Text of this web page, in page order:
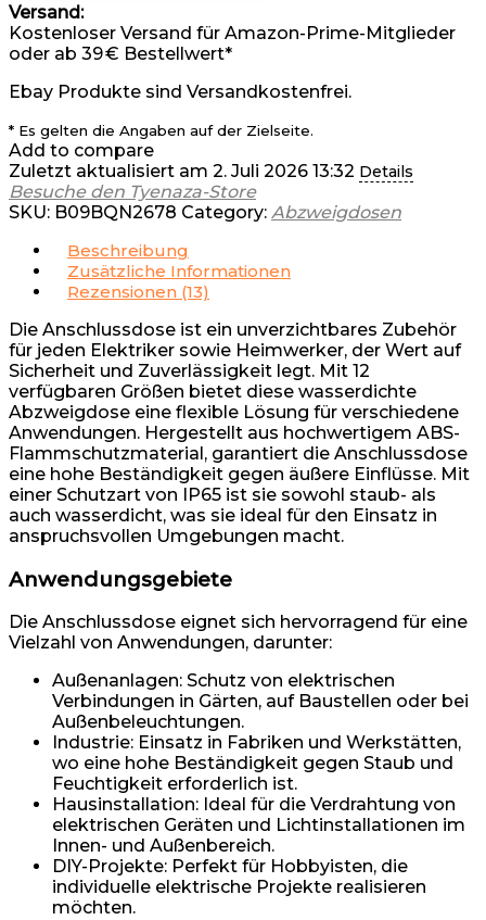
Versand:
Kostenloser Versand für Amazon-Prime-Mitglieder
oder ab 39 € Bestellwert*
Ebay Produkte sind Versandkostenfrei.
* Es gelten die Angaben auf der Zielseite.
Add to compare
Zuletzt aktualisiert am 2. Juli 2026 13:32 Details
Besuche den Tyenaza-Store
SKU: B09BQN2678 Category: Abzweigdosen
Beschreibung
Zusätzliche Informationen
Rezensionen (13)
Die Anschlussdose ist ein unverzichtbares Zubehör
für jeden Elektriker sowie Heimwerker, der Wert auf
Sicherheit und Zuverlässigkeit legt. Mit 12
verfügbaren Größen bietet diese wasserdichte
Abzweigdose eine flexible Lösung für verschiedene
Anwendungen. Hergestellt aus hochwertigem ABS-
Flammschutzmaterial, garantiert die Anschlussdose
eine hohe Beständigkeit gegen äußere Einflüsse. Mit
einer Schutzart von IP65 ist sie sowohl staub- als
auch wasserdicht, was sie ideal für den Einsatz in
anspruchsvollen Umgebungen macht.
Anwendungsgebiete
Die Anschlussdose eignet sich hervorragend für eine
Vielzahl von Anwendungen, darunter:
Außenanlagen: Schutz von elektrischen
Verbindungen in Gärten, auf Baustellen oder bei
Außenbeleuchtungen.
Industrie: Einsatz in Fabriken und Werkstätten,
wo eine hohe Beständigkeit gegen Staub und
Feuchtigkeit erforderlich ist.
Hausinstallation: Ideal für die Verdrahtung von
elektrischen Geräten und Lichtinstallationen im
Innen- und Außenbereich.
DIY-Projekte: Perfekt für Hobbyisten, die
individuelle elektrische Projekte realisieren
möchten.